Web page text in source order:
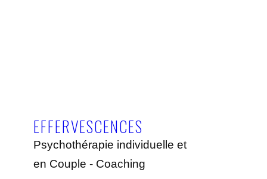
EFFERVESCENCES
Psychothérapie individuelle et
en Couple - Coaching